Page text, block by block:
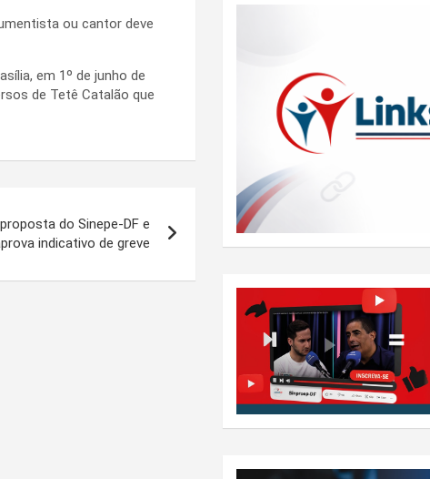
ou cantor deve
em 1º de junho de
de Tetê Catalão que
do Sinepe-DF e
indicativo de greve